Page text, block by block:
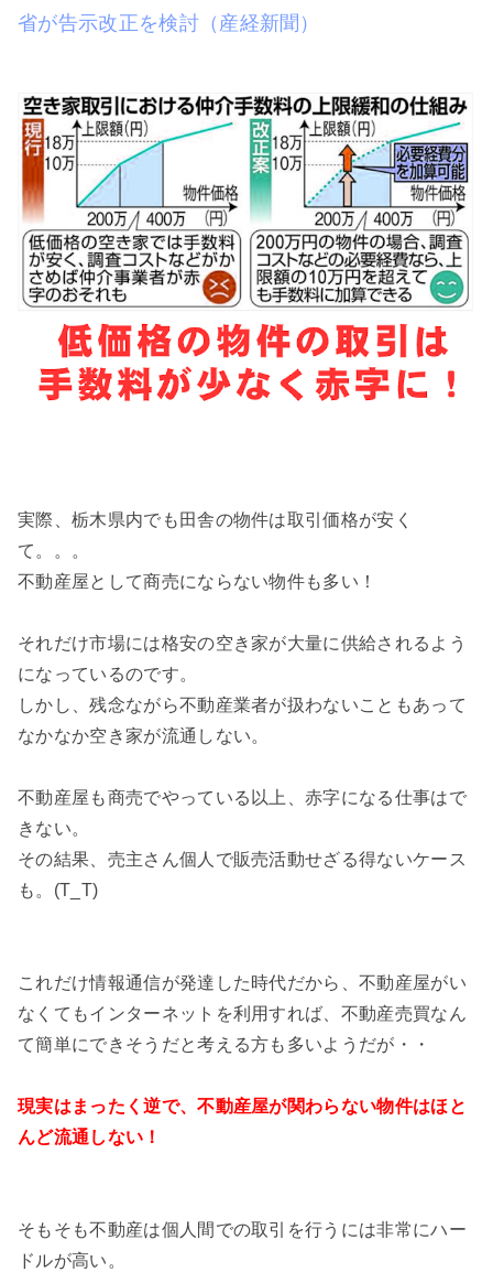
省が告示改正を検討（産経新聞）
実際、栃木県内でも田舎の物件は取引価格が安く
て。。。
不動産屋として商売にならない物件も多い！
それだけ市場には格安の空き家が大量に供給されるよう
になっているのです。
しかし、残念ながら不動産業者が扱わないこともあって
なかなか空き家が流通しない。
不動産屋も商売でやっている以上、赤字になる仕事はで
きない。
その結果、売主さん個人で販売活動せざる得ないケース
も。(T_T)
これだけ情報通信が発達した時代だから、不動産屋がい
なくてもインターネットを利用すれば、不動産売買なん
て簡単にできそうだと考える方も多いようだが・・
現実はまったく逆で、不動産屋が関わらない物件はほと
んど流通しない！
そもそも不動産は個人間での取引を行うには非常にハー
ドルが高い。